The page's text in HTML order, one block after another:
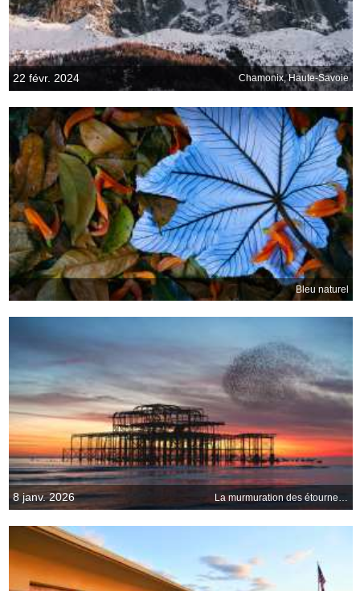
22 févr. 2024 Chamonix, Haute-Savoie
Bleu naturel
8 janv. 2026 La murmuration des étourneaux